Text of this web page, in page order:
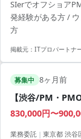
SIerでオフショア
発経験がある方 /
方
掲載元： ITプロパートナ
募集中 8ヶ月前
【渋谷/PM・
830,000円〜
業務委託 | 東京都 渋谷